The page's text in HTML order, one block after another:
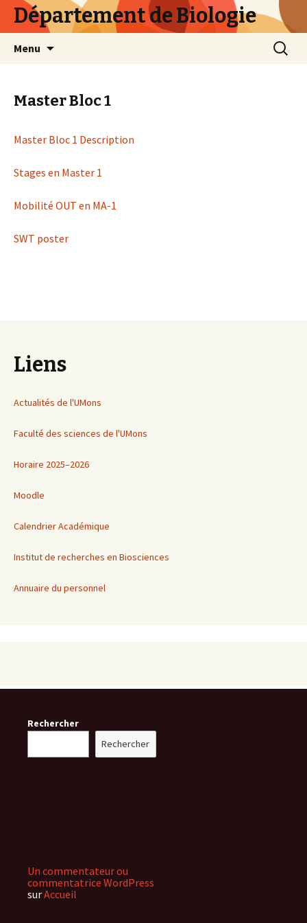
Département de Biologie
Menu
Master Bloc 1
Master Bloc 1 Description
Stages en Master 1
Mobilité OUT en MA-1
SWT poster
Liens
Actualités de l'UMons
Faculté des sciences de l'UMons
Horaire 2025–2026
Moodle
Calendrier Académique
Institut de recherches en Biosciences
Annuaire du personnel
Rechercher
Rechercher
Un commentateur ou
commentatrice WordPress
surAccueil